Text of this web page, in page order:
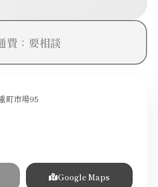
費：要相談
町市場95
Google Maps